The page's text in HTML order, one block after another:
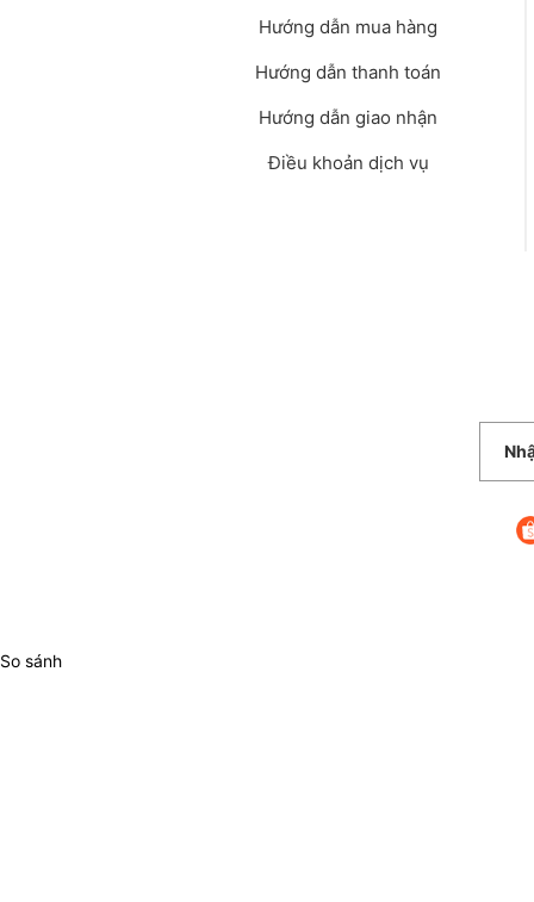
Hướng dẫn mua hàng
Hướng dẫn thanh toán
Hướng dẫn giao nhận
Điều khoản dịch vụ
So sánh